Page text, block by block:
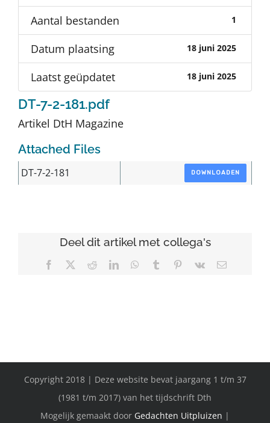
Contact
Aantal bestanden 1
Datum plaatsing 18 juni 2025
Laatst geüpdatet 18 juni 2025
DT-7-2-181.pdf
Artikel DtH Magazine
Attached Files
DT-7-2-181 DOWNLOADEN
Deel dit artikel met collega's
Facebook RedditLinkedInWhatsApp
Tumblr Pinterest
Vk
E-
Copyright 2018 | Deze website bevat jaargang 1 t/m 37
(1981 t/m 2017) van het tijdschrift Dth
Mogelijk gemaakt door Gedachten Uitpluizen |